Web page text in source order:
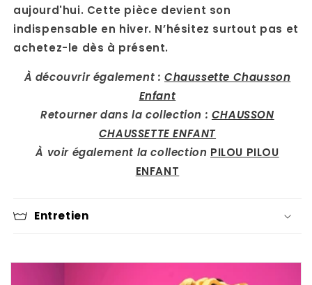
aujourd'hui. Cette pièce devient son
indispensable en hiver. N’hésitez surtout pas et
achetez-le dès à présent.
À découvrir également : Chaussette Chausson
Enfant
Retourner dans la collection : CHAUSSON
CHAUSSETTE ENFANT
À voir également la collection PILOU PILOU
ENFANT
Entretien